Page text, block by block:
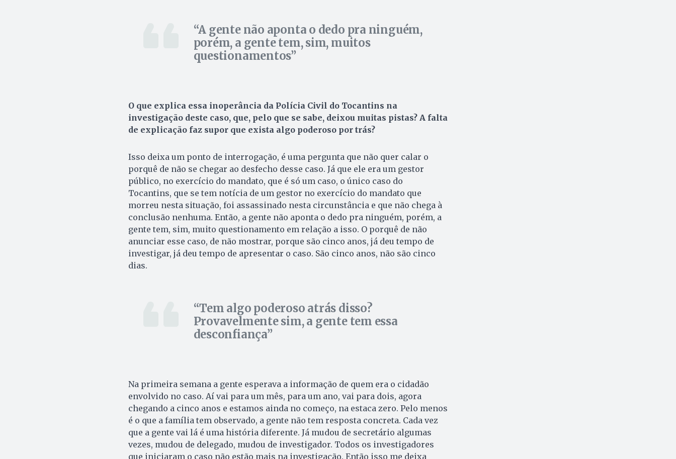
A gente não aponta o dedo pra ninguém,
porém, a gente tem, sim, muitos
questionamentos
O que explica essa inoperância da Polícia Civil do Tocantins na
investigação deste caso, que, pelo que se sabe, deixou muitas pistas? A falta
de explicação faz supor que exista algo poderoso por trás?
Isso deixa um ponto de interrogação, é uma pergunta que não quer calar o
porquê de não se chegar ao desfecho desse caso. Já que ele era um gestor
público, no exercício do mandato, que é só um caso, o único caso do
Tocantins, que se tem notícia de um gestor no exercício do mandato que
morreu nesta situação, foi assassinado nesta circunstância e que não chega à
conclusão nenhuma. Então, a gente não aponta o dedo pra ninguém, porém, a
gente tem, sim, muito questionamento em relação a isso. O porquê de não
anunciar esse caso, de não mostrar, porque são cinco anos, já deu tempo de
investigar, já deu tempo de apresentar o caso. São cinco anos, não são cinco
dias.
Tem algo poderoso atrás disso?
Provavelmente sim, a gente tem essa
desconfiança
Na primeira semana a gente esperava a informação de quem era o cidadão
envolvido no caso. Aí vai para um mês, para um ano, vai para dois, agora
chegando a cinco anos e estamos ainda no começo, na estaca zero. Pelo menos
é o que a família tem observado, a gente não tem resposta concreta. Cada vez
que a gente vai lá é uma história diferente. Já mudou de secretário algumas
vezes, mudou de delegado, mudou de investigador. Todos os investigadores
que iniciaram o caso não estão mais na investigação. Então isso me deixa